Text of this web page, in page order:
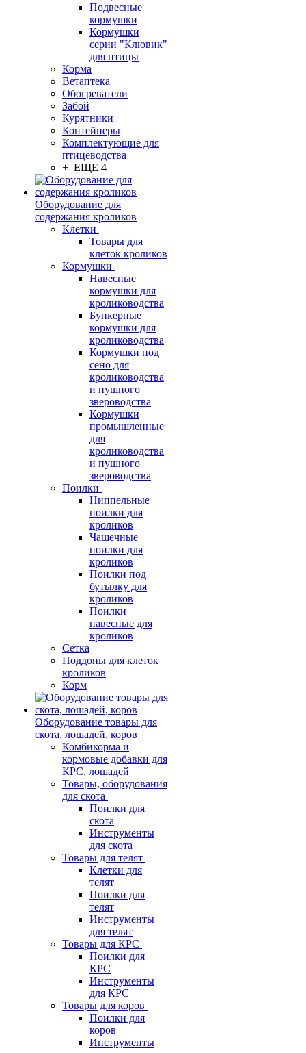
Подвесные
кормушки
Кормушки
серии "Клювик"
для птицы
Корма
Ветаптека
Обогреватели
Забой
Курятники
Контейнеры
Комплектующие для
птицеводства
+ ЕЩЕ 4
Оборудование для
содержания кроликов
Клетки
Товары для
клеток кроликов
Кормушки
Навесные
кормушки для
кролиководства
Бункерные
кормушки для
кролиководства
Кормушки под
сено для
кролиководства
и пушного
звероводства
Кормушки
промышленные
для
кролиководства
и пушного
звероводства
Поилки
Ниппельные
поилки для
кроликов
Чашечные
поилки для
кроликов
Поилки под
бутылку для
кроликов
Поилки
навесные для
кроликов
Сетка
Поддоны для клеток
кроликов
Корм
Оборудование товары для
скота, лошадей, коров
Комбикорма и
кормовые добавки для
КРС, лошадей
Товары, оборудования
для скота
Поилки для
скота
Инструменты
для скота
Товары для телят
Клетки для
телят
Поилки для
телят
Инструменты
для телят
Товары для КРС
Поилки для
КРС
Инструменты
для КРС
Товары для коров
Поилки для
коров
Инструменты